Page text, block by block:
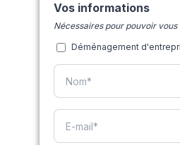
Vos informations
Nécessaires pour pouvoir
Déménagement